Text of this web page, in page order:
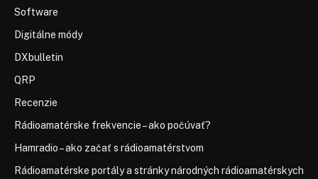
Software
Digitálne módy
DXbulletin
QRP
Recenzie
Rádioamatérske frekvencie – ako počúvať?
Hamradio – ako začať s rádioamatérstvom
Rádioamatérske portály a stránky národných rádioamatérskych